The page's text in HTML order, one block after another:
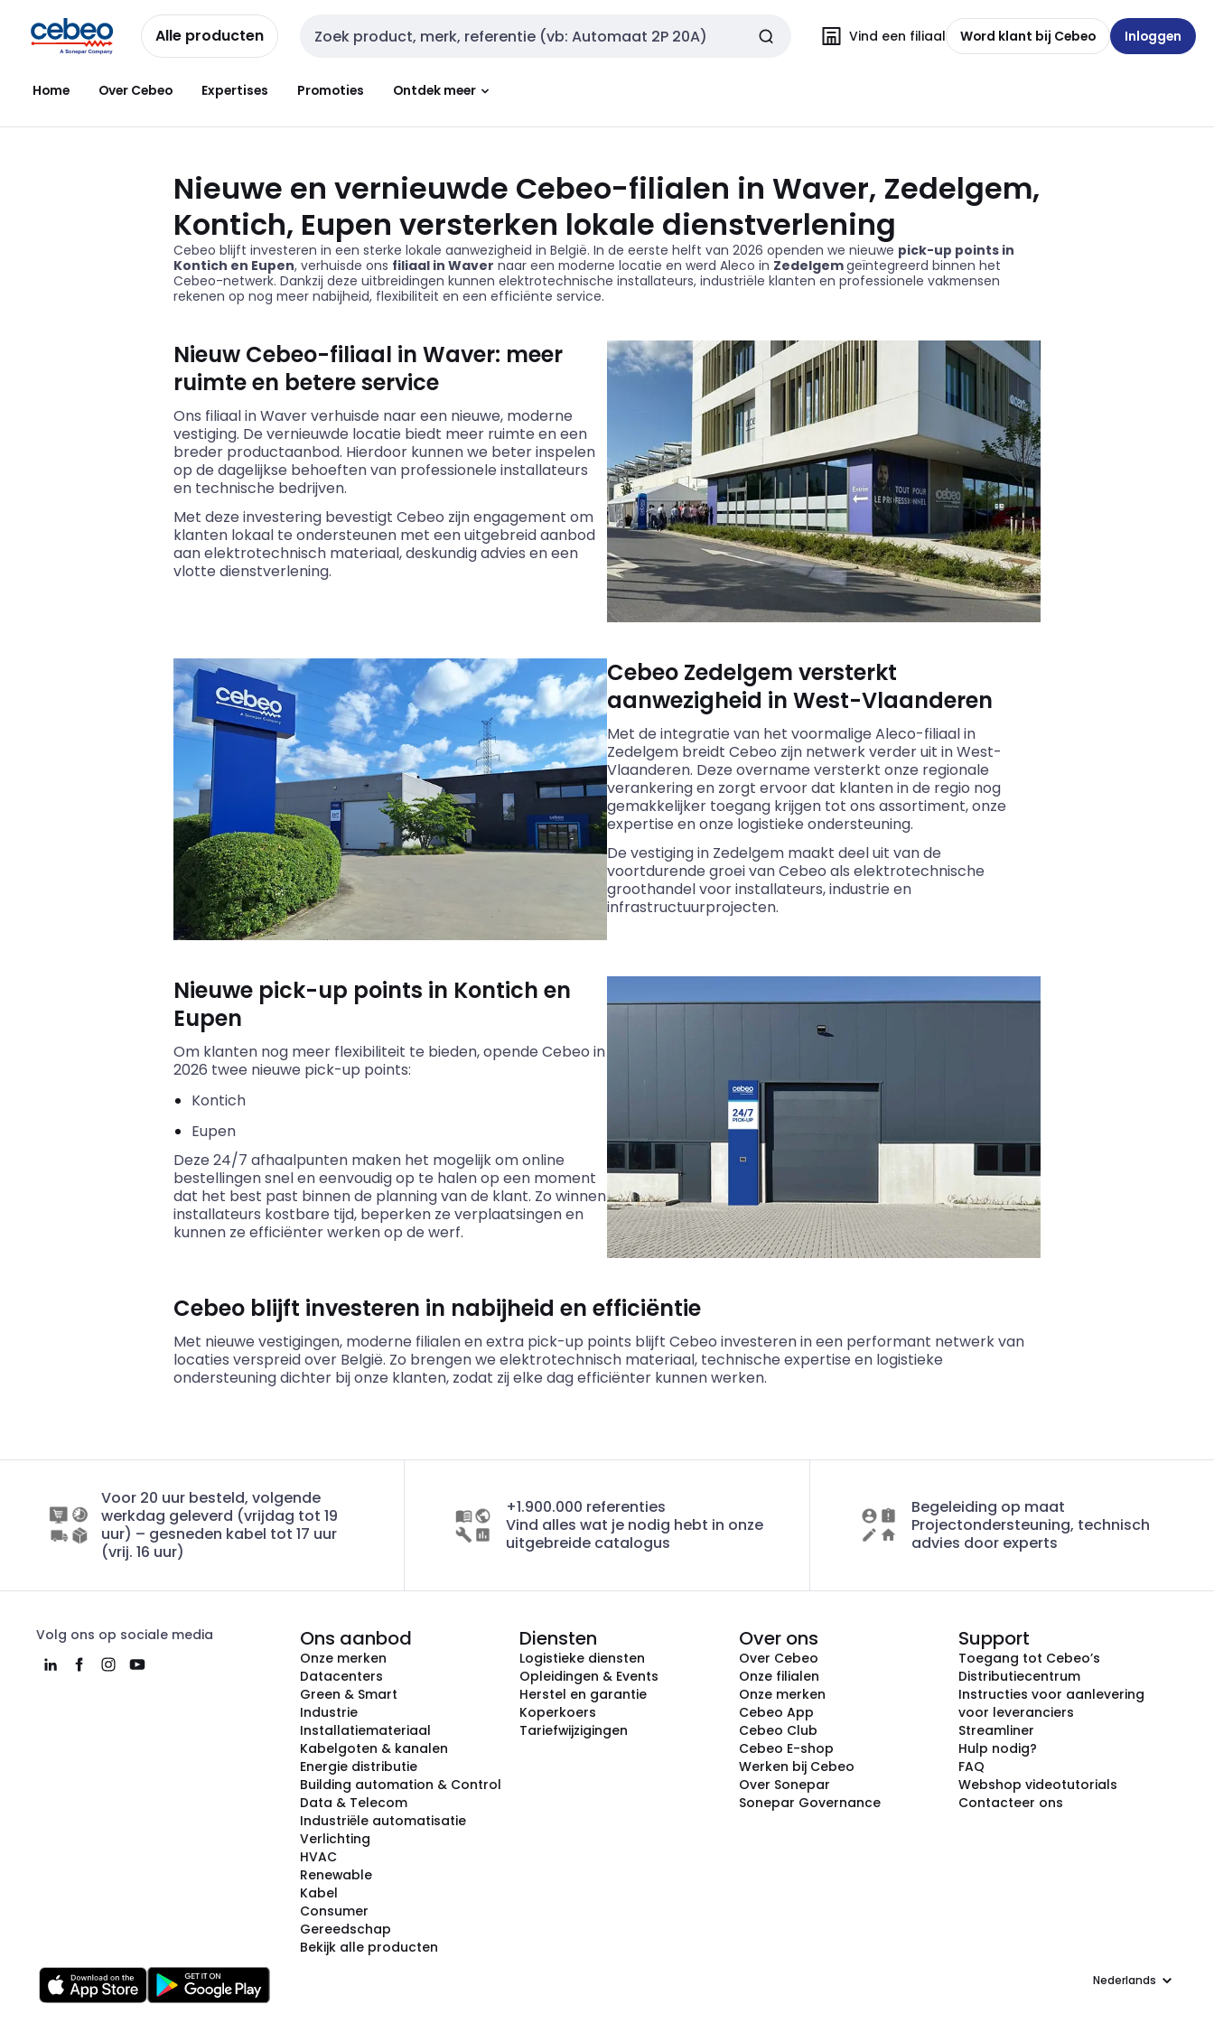
naar
navigatie
naar
inhoud
Alle producten Zoekveld invoer Vind een filiaal Word klant bij Cebeo Inloggen
Home Over Cebeo Expertises Promoties Ontdek meer
Nieuwe en vernieuwde Cebeo-filialen in Waver, Zedelgem,
Kontich, Eupen versterken lokale dienstverlening
Cebeo blijft investeren in een sterke lokale aanwezigheid in België. In de eerste helft van 2026 openden we nieuwe pick-up points in
Kontich en Eupen, verhuisde ons filiaal in Waver naar een moderne locatie en werd Aleco in Zedelgemgeïntegreerd binnen het
Cebeo-netwerk. Dankzij deze uitbreidingen kunnen elektrotechnische installateurs, industriële klanten en professionele vakmensen
rekenen op nog meer nabijheid, flexibiliteit en een efficiënte service.
Nieuw Cebeo-filiaal in Waver: meer
ruimte en betere service
Ons filiaal in Waver verhuisde naar een nieuwe, moderne
vestiging. De vernieuwde locatie biedt meer ruimte en een
breder productaanbod. Hierdoor kunnen we beter inspelen
op de dagelijkse behoeften van professionele installateurs
en technische bedrijven.
Met deze investering bevestigt Cebeo zijn engagement om
klanten lokaal te ondersteunen met een uitgebreid aanbod
aan elektrotechnisch materiaal, deskundig advies en een
vlotte dienstverlening.
Cebeo Zedelgem versterkt
aanwezigheid in West-Vlaanderen
Met de integratie van het voormalige Aleco-filiaal in
Zedelgem breidt Cebeo zijn netwerk verder uit in West-
Vlaanderen. Deze overname versterkt onze regionale
verankering en zorgt ervoor dat klanten in de regio nog
gemakkelijker toegang krijgen tot ons assortiment, onze
expertise en onze logistieke ondersteuning.
De vestiging in Zedelgem maakt deel uit van de
voortdurende groei vanCebeo als elektrotechnische
groothandel voor installateurs, industrie en
infrastructuurprojecten.
Nieuwe pick-up points in Kontich en
Eupen
Om klanten nog meer flexibiliteit te bieden, opende Cebeo in
2026 twee nieuwe pick-up points:
Kontich
Eupen
Deze 24/7 afhaalpunten maken het mogelijk om online
bestellingen snel en eenvoudig op te halen op een moment
dat het best past binnen de planning van de klant. Zo winnen
installateurs kostbare tijd, beperken ze verplaatsingen en
kunnen ze efficiënter werken op de werf.
Cebeo blijft investeren in nabijheid en efficiëntie
Met nieuwe vestigingen, moderne filialen en extra pick-up points blijft Cebeo investeren in een performant netwerk van
locaties verspreid over België. Zo brengen we elektrotechnisch materiaal, technische expertise en logistieke
ondersteuning dichter bij onze klanten, zodat zij elke dag efficiënter kunnen werken.
Voor 20 uur besteld, volgende
werkdag geleverd (vrijdag tot 19
uur) – gesneden kabel tot 17 uur
(vrij. 16 uur)
+1.900.000 referenties
Vind alles wat je nodig hebt in onze
uitgebreide catalogus
Begeleiding op maat
Projectondersteuning, technisch
advies door experts
Volg ons op sociale media Ons aanbod
Onze merken
Datacenters
Green & Smart
Industrie
Installatiemateriaal
Kabelgoten & kanalen
Energie distributie
Building automation & Control
Data & Telecom
Industriële automatisatie
Verlichting
HVAC
Renewable
Kabel
Consumer
Gereedschap
Bekijk alle producten
Diensten
Logistieke diensten
Opleidingen & Events
Herstel en garantie
Koperkoers
Tariefwijzigingen
Over ons
Over Cebeo
Onze filialen
Onze merken
Cebeo App
Cebeo Club
Cebeo E-shop
Werken bij Cebeo
Over Sonepar
Sonepar Governance
Support
Toegang tot Cebeo’s
Distributiecentrum
Instructies voor aanlevering
voor leveranciers
Streamliner
Hulp nodig?
FAQ
Webshop videotutorials
Contacteer ons
Taal